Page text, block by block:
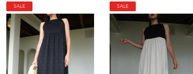
SALE SALE